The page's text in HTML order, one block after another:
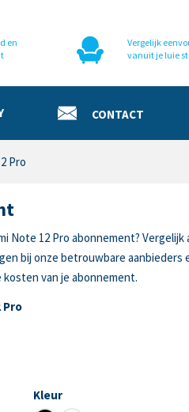
en
Vergelijk
vanuit je luie
CONTACT
Pro
Note 12 Pro abonnement? Vergelijk
bij onze betrouwbare aanbieders
van je abonnement.
Pro
Kleur